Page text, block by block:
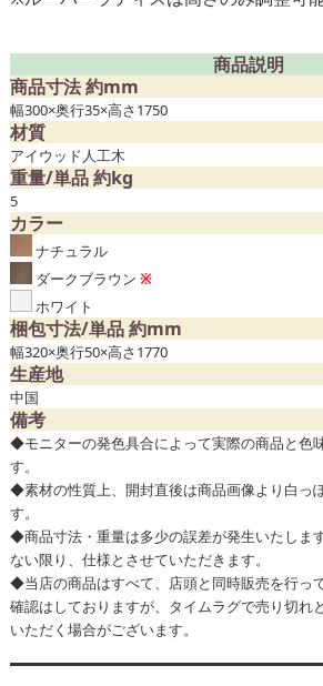
商品説明
商品寸法 約mm
幅300×奥行35×高さ1750
材質
アイウッド人工木
重量/単品 約kg
5
カラー
ナチュラル
ダークブラウン ※
ホワイト
梱包寸法/単品 約mm
幅320×奥行50×高さ1770
生産地
中国
備考
◆モニターの発色具合によって実際の商品と色
す。
◆素材の性質上、開封直後は商品画像より白っ
す。
◆商品寸法・重量は多少の誤差が発生いたしま
ない限り、仕様とさせていただきます。
◆当店の商品はすべて、店頭と同時販売を行っ
確認はしておりますが、タイムラグで売り切れ
いただく場合がございます。